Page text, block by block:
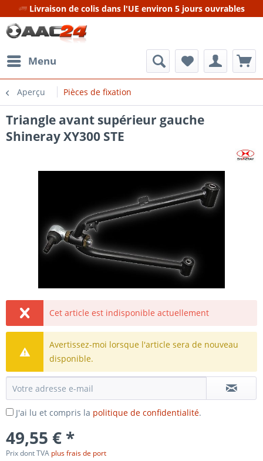
Livraison de colis dans l'UE environ 5 jours ouvrables
Menu
Aperçu Pièces de fixation
Triangle avant supérieur gauche
Shineray XY300 STE
Cet article est indisponible actuellement
Avertissez-moi lorsque l'article sera de nouveau
disponible.
J'ai lu et compris la politique de confidentialité.
49,55 € *
Prix dont TVA plus frais de port